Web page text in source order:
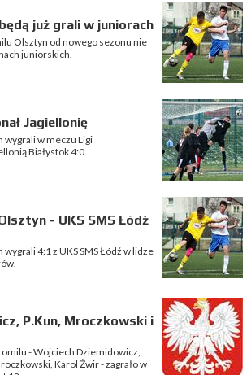
już grali w juniorach
Olsztyn od nowego sezonu nie
juniorskich.
Jagiellonię
wygrali w meczu Ligi
Białystok 4:0.
- UKS SMS Łódź
4:1 z UKS SMS Łódź w lidze
P.Kun, Mroczkowski i
- Wojciech Dziemidowicz,
Karol Żwir - zagrało w